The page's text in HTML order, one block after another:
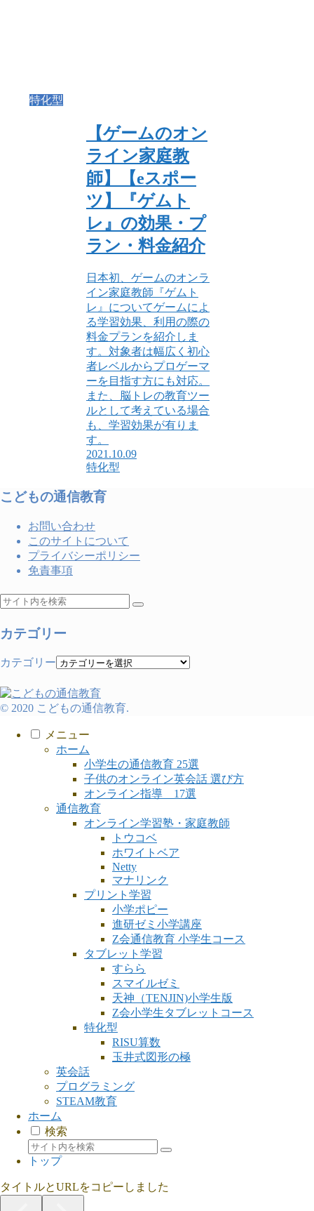
特化型
【ゲームのオン
ライン家庭教
師】【eスポー
ツ】『ゲムト
レ』の効果・プ
ラン・料金紹介
日本初、ゲームのオンラ
イン家庭教師『ゲムト
レ』についてゲームによ
る学習効果、利用の際の
料金プランを紹介しま
す。対象者は幅広く初心
者レベルからプロゲーマ
ーを目指す方にも対応。
また、脳トレの教育ツー
ルとして考えている場合
も、学習効果が有りま
す。
2021.10.09
特化型
こどもの通信教育
お問い合わせ
このサイトについて
プライバシーポリシー
免責事項
カテゴリー
カテゴリー
© 2020 こどもの通信教育.
メニュー
ホーム
小学生の通信教育 25選
子供のオンライン英会話 選び方
オンライン指導 17選
通信教育
オンライン学習塾・家庭教師
トウコベ
ホワイトベア
Netty
マナリンク
プリント学習
小学ポピー
進研ゼミ小学講座
Z会通信教育 小学生コース
タブレット学習
すらら
スマイルゼミ
天神（TENJIN)小学生版
Z会小学生タブレットコース
特化型
RISU算数
玉井式図形の極
英会話
プログラミング
STEAM教育
ホーム
検索
トップ
タイトルとURLをコピーしました